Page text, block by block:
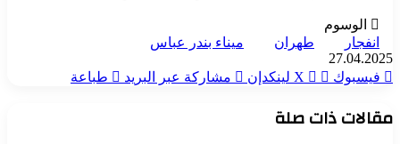
الوسوم
انفجار
طهران
ميناء بندر عباس
27.04.2025
فيسبوك
‫X لينكدإن مشاركة عبر البريد طباعة
مقالات ذات صلة